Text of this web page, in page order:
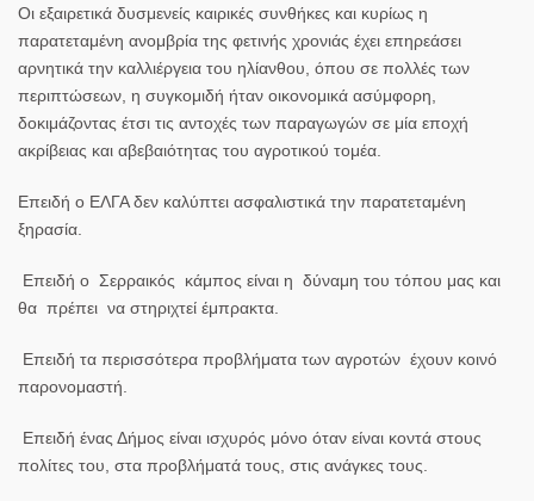
Οι εξαιρετικά δυσμενείς καιρικές συνθήκες και κυρίως η
παρατεταμένη ανομβρία της φετινής χρονιάς έχει επηρεάσει
αρνητικά την καλλιέργεια του ηλίανθου, όπου σε πολλές των
περιπτώσεων, η συγκομιδή ήταν οικονομικά ασύμφορη,
δοκιμάζοντας έτσι τις αντοχές των παραγωγών σε μία εποχή
ακρίβειας και αβεβαιότητας του αγροτικού τομέα.
Επειδή ο ΕΛΓΑ δεν καλύπτει ασφαλιστικά την παρατεταμένη
ξηρασία.
Επειδή ο Σερραικός κάμπος είναι η δύναμη του τόπου μας και
θα πρέπει να στηριχτεί έμπρακτα.
Επειδή τα περισσότερα προβλήματα των αγροτών έχουν κοινό
παρονομαστή.
Επειδή ένας Δήμος είναι ισχυρός μόνο όταν είναι κοντά στους
πολίτες του, στα προβλήματά τους, στις ανάγκες τους